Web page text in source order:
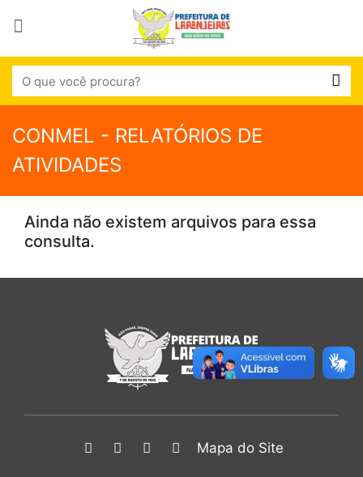
CONMEL - RELATÓRIOS DE
ATIVIDADES
Ainda não existem arquivos para essa
consulta.
Mapa do Site